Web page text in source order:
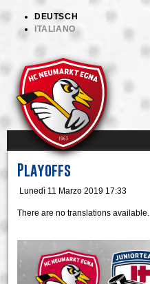
DEUTSCH
ITALIANO
Playoffs
Lunedì 11 Marzo 2019 17:33
There are no translations available.